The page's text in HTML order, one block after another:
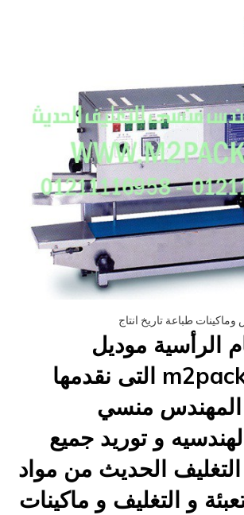
طباعة تاريخ انتاج
الرأسية موديل
m2pack.com 303 التى نقدمها
منسي
و توريد جميع
الحديث من مواد
و التغليف و ماكينات